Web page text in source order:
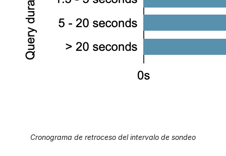
Cronograma de retroceso del intervalo de sondeo